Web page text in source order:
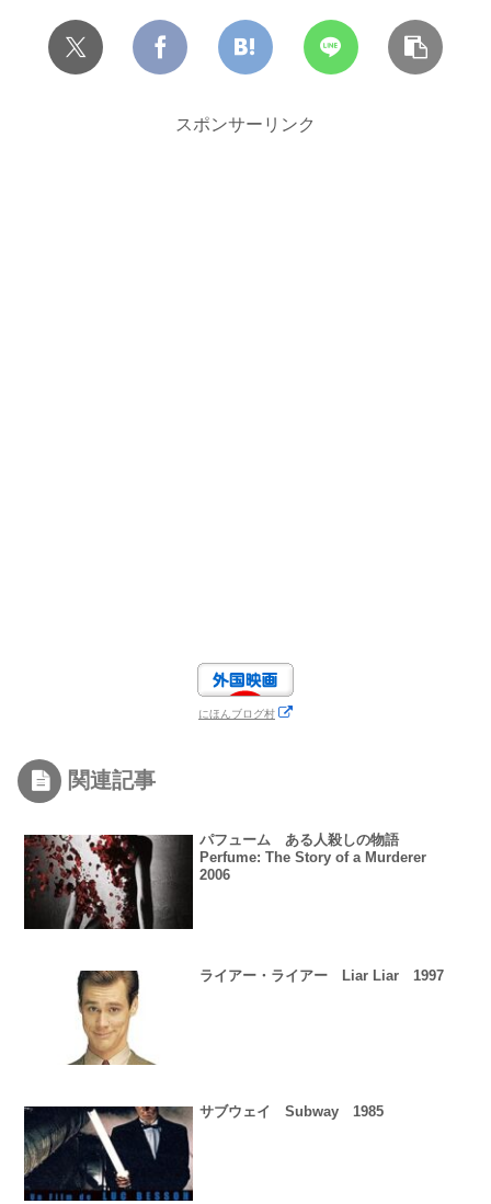
スポンサーリンク
にほんブログ村
関連記事
パフューム ある人殺しの物語
Perfume: The Story of a Murderer
2006
ライアー・ライアー Liar Liar 1997
サブウェイ Subway 1985